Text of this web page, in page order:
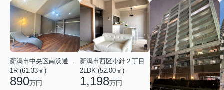
1R (61.33㎡)
890万円
新潟市西区小針２丁目
2LDK (52.00㎡)
1,198万円